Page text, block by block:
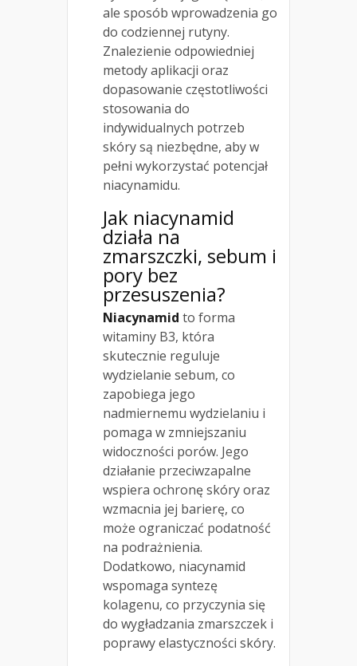
ale sposób wprowadzenia go
do codziennej rutyny.
Znalezienie odpowiedniej
metody aplikacji oraz
dopasowanie częstotliwości
stosowania do
indywidualnych potrzeb
skóry są niezbędne, aby w
pełni wykorzystać potencjał
niacynamidu.
Jak niacynamid
działa na
zmarszczki, sebum i
pory bez
przesuszenia?
Niacynamid to forma
witaminy B3, która
skutecznie reguluje
wydzielanie sebum, co
zapobiega jego
nadmiernemu wydzielaniu i
pomaga w zmniejszaniu
widoczności porów. Jego
działanie przeciwzapalne
wspiera ochronę skóry oraz
wzmacnia jej barierę, co
może ograniczać podatność
na podrażnienia.
Dodatkowo, niacynamid
wspomaga syntezę
kolagenu, co przyczynia się
do wygładzania zmarszczek i
poprawy elastyczności skóry.